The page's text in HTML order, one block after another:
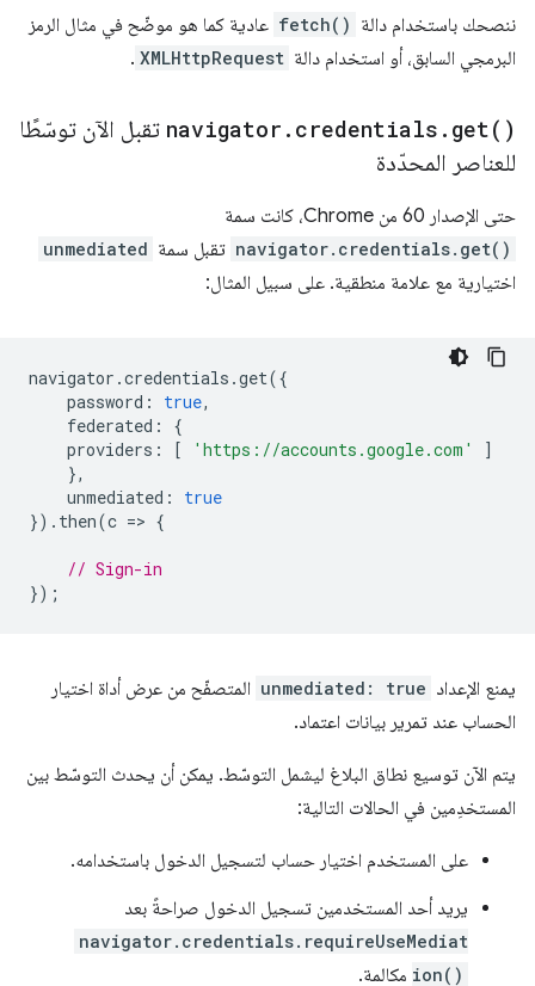
ننصحك باستخدام دالة fetch() عادية كما هو موضّح في مثال الرمز
البرمجي السابق، أو استخدام دالة XMLHttpRequest
.
navigator . credentials . get( )
تقبل الآن توسّطًا
للعناصر المحدّدة
حتى الإصدار 60 من Chrome، كانت سمة
navigator.credentials.get() تقبل سمة unmediated
اختيارية مع علامة منطقية. على سبيل المثال:
navigator .credentials .get({
password : true,
federated :
{
providers : [ 'https://accounts.google.com'
]
},
unmediated :
true
}). then(c => {
// Sign-in
});
يمنع الإعداد unmediated: true المتصفّح من عرض أداة اختيار
الحساب عند تمرير بيانات اعتماد.
يتم الآن توسيع نطاق البلاغ ليشمل التوسّط. يمكن أن يحدث التوسّط بين
المستخدِمين في الحالات التالية:
على المستخدم اختيار حساب لتسجيل الدخول باستخدامه.
يريد أحد المستخدمين تسجيل الدخول صراحةً بعد
navigator.credentials.requireUseMediat
ion() مكالمة.